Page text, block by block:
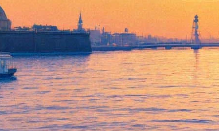
«Маузер» в Александринском
театре: Как революция
стреляет по своим